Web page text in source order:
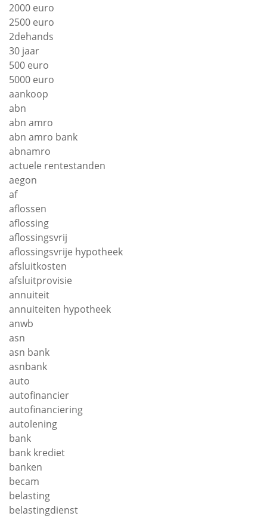
2000 euro
2500 euro
2dehands
30 jaar
500 euro
5000 euro
aankoop
abn
abn amro
abn amro bank
abnamro
actuele rentestanden
aegon
af
aflossen
aflossing
aflossingsvrij
aflossingsvrije hypotheek
afsluitkosten
afsluitprovisie
annuiteit
annuiteiten hypotheek
anwb
asn
asn bank
asnbank
auto
autofinancier
autofinanciering
autolening
bank
bank krediet
banken
becam
belasting
belastingdienst